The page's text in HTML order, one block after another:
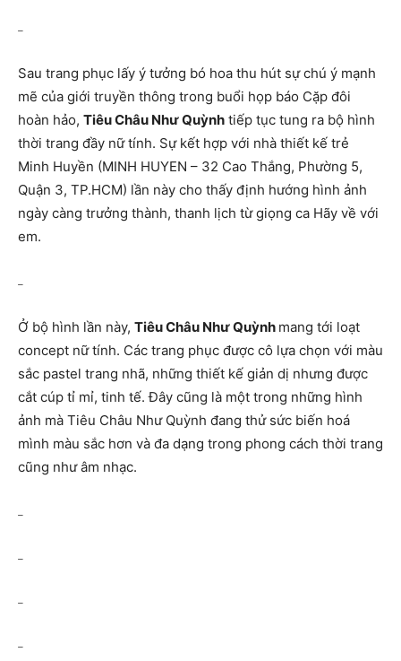
–
Sau trang phục lấy ý tưởng bó hoa thu hút sự chú ý mạnh
mẽ của giới truyền thông trong buổi họp báo Cặp đôi
hoàn hảo, Tiêu Châu Như Quỳnh tiếp tục tung ra bộ hình
thời trang đầy nữ tính. Sự kết hợp với nhà thiết kế trẻ
Minh Huyền (MINH HUYEN – 32 Cao Thắng, Phường 5,
Quận 3, TP.HCM) lần này cho thấy định hướng hình ảnh
ngày càng trưởng thành, thanh lịch từ giọng ca Hãy về với
em.
–
Ở bộ hình lần này, Tiêu Châu Như Quỳnh mang tới loạt
concept nữ tính. Các trang phục được cô lựa chọn với màu
sắc pastel trang nhã, những thiết kế giản dị nhưng được
cắt cúp tỉ mỉ, tinh tế. Đây cũng là một trong những hình
ảnh mà Tiêu Châu Như Quỳnh đang thử sức biến hoá
mình màu sắc hơn và đa dạng trong phong cách thời trang
cũng như âm nhạc.
–
–
–
–